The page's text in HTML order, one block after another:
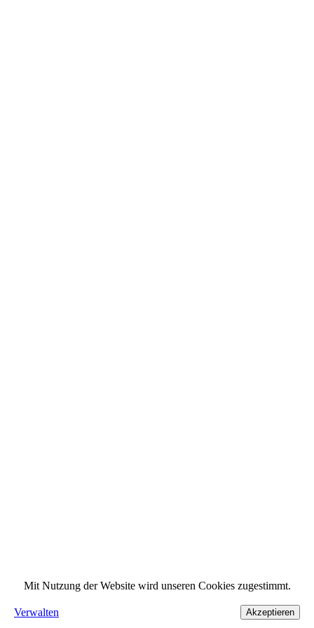
Mit Nutzung der Website wird unseren Cookies zugestimmt.
Verwalten Akzeptieren